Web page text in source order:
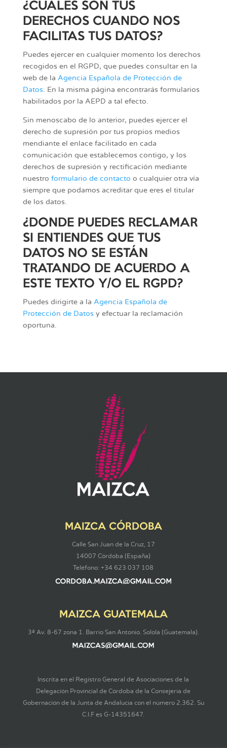
¿CUÁLES SON TUS
DERECHOS CUANDO NOS
FACILITAS TUS DATOS?
Puedes ejercer en cualquier momento los derechos
recogidos en el RGPD, que puedes consultar en la
web de la Agencia Española de Protección de
Datos. En la misma página encontrarás formularios
habilitados por la AEPD a tal efecto.
Sin menoscabo de lo anterior, puedes ejercer el
derecho de supresión por tus propios medios
mendiante el enlace facilitado en cada
comunicación que establecemos contigo, y los
derechos de supresión y rectificación mediante
nuestro formulario de contacto o cualquier otra vía
siempre que podamos acreditar que eres el titular
de los datos.
¿DONDE PUEDES RECLAMAR
SI ENTIENDES QUE TUS
DATOS NO SE ESTÁN
TRATANDO DE ACUERDO A
ESTE TEXTO Y/O EL RGPD?
Puedes dirigirte a la Agencia Española de
Protección de Datos y efectuar la reclamación
oportuna.
MAIZCA CÓRDOBA
Calle San Juan de la Cruz, 17
14007 Córdoba (España)
Teléfono: +34 623 037 108
MAIZCA GUATEMALA
3ª Av. 8-67 zona 1. Barrio San Antonio. Sololá (Guatemala).
Inscrita en el Registro General de Asociaciones de la
Delegación Provincial de Córdoba de la Consejería de
Gobernación de la Junta de Andalucía con el número 2.362. Su
C.I.F es G-14351647.